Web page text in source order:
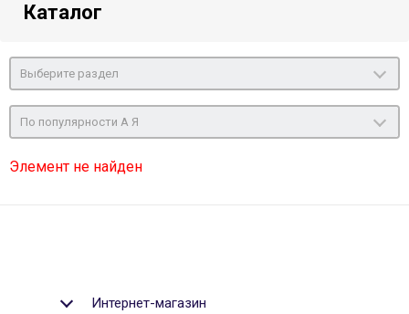
Каталог
Выберите раздел
По популярности А Я
Элемент не найден
Интернет-магазин